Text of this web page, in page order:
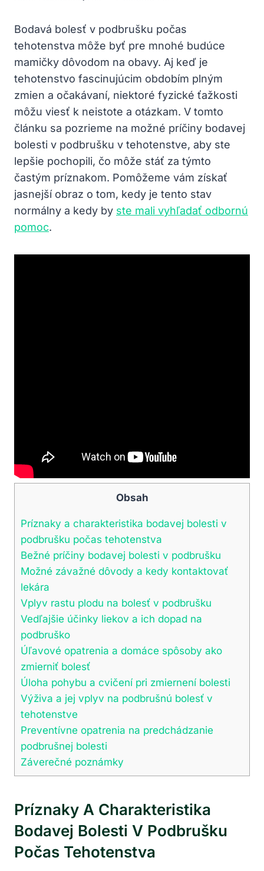
Bodavá bolesť v podbrušku počas
tehotenstva môže byť pre mnohé budúce
mamičky dôvodom na obavy. Aj keď je
tehotenstvo fascinujúcim obdobím plným
zmien a očakávaní, niektoré fyzické ťažkosti
môžu viesť k neistote a otázkam. V tomto
článku sa pozrieme na možné príčiny bodavej
bolesti v podbrušku v tehotenstve, aby ste
lepšie pochopili, čo môže stáť za týmto
častým príznakom. Pomôžeme vám získať
jasnejší obraz o tom, kedy je tento stav
normálny a kedy by ste mali vyhľadať odbornú
pomoc.
Obsah
Príznaky a charakteristika bodavej bolesti v
podbrušku počas tehotenstva
Bežné príčiny bodavej bolesti v podbrušku
Možné závažné dôvody a kedy kontaktovať
lekára
Vplyv rastu plodu na bolesť v podbrušku
Vedľajšie účinky liekov a ich dopad na
podbruško
Úľavové opatrenia a domáce spôsoby ako
zmierniť bolesť
Úloha pohybu a cvičení pri zmiernení bolesti
Výživa a jej vplyv na podbrušnú bolesť v
tehotenstve
Preventívne opatrenia na predchádzanie
podbrušnej bolesti
Záverečné poznámky
Príznaky A Charakteristika
Bodavej Bolesti V Podbrušku
Počas Tehotenstva